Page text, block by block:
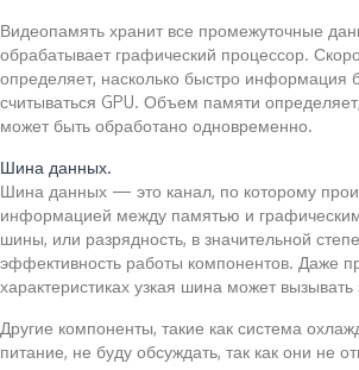
Видеопамять хранит все промежуточные
обрабатывает графический процессор.
определяет, насколько быстро информация
считываться GPU. Объем памяти
может быть обработано одновременно.
Шина данных.
Шина данных — это канал, по которому
информацией между памятью и
шины, или разрядность, в значительной
эффективность работы компонентов. Даже
характеристиках узкая шина может
Другие компоненты, такие как система
питание, не буду обсуждать, так как они не